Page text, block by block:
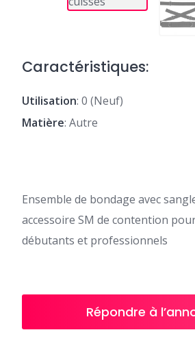
Caractéristiques:
Utilisation: 0 (Neuf)
Matière: Autre
Ensemble de bondage avec
accessoire SM de contention
débutants et professionnels
Répondre à